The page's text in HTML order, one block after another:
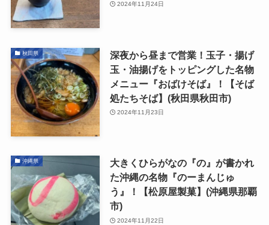
2024年11月24日
秋田県
深夜から昼まで営業！玉子・揚げ
玉・油揚げをトッピングした名物
メニュー『おばけそば』！【そば
処たちそば】(秋田県秋田市)
2024年11月23日
沖縄県
大きくひらがなの『の』が書かれ
た沖縄の名物『のーまんじゅ
う』！【松原屋製菓】(沖縄県那覇
市)
2024年11月22日